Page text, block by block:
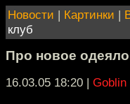
Новости | Картинки |
клуб
Про новое одеяло
16.03.05 18:20 | Goblin